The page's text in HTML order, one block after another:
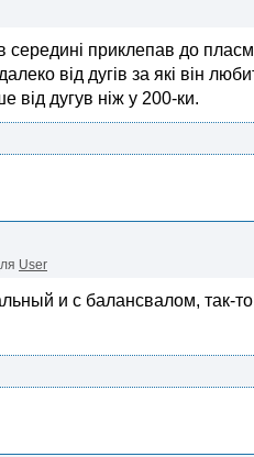
середині приклепав до
від дугів за які він
від дугув ніж у 200-ки.
User
и с балансвалом, так-